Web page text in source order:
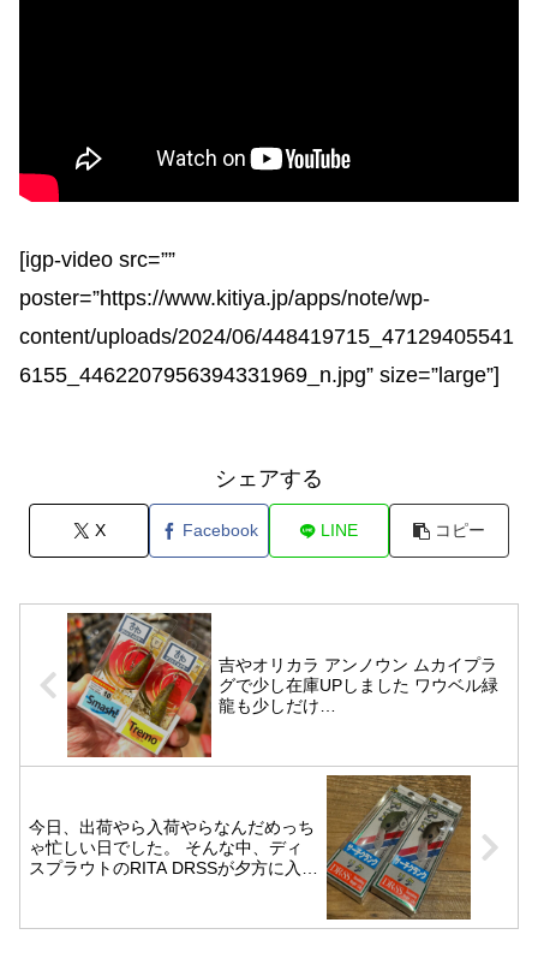
[igp-video src=””
poster=”https://www.kitiya.jp/apps/note/wp-
content/uploads/2024/06/448419715_47129405541
6155_4462207956394331969_n.jpg” size=”large”]
シェアする
X Facebook LINE コピー
吉やオリカラ ️アンノウン️ ムカイプラ
グで少し在庫UPしました ワウベル緑
龍も少しだけ…️
今日、出荷やら入荷やらなんだめっち
ゃ忙しい日でした。 そんな中、ディ
スプラウトのRITA DRSSが夕方に入荷
しくお願いします。 在庫分も入荷し